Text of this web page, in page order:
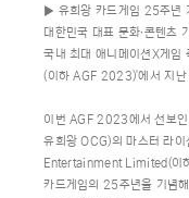
▶ 유희왕 카드게임 25주년
대한민국 대표 문화∙콘텐츠
국내 최대 애니메이션X게
(이하 AGF 2023)'에서 지
이번 AGF 2023에서 선보인
유희왕 OCG)의 마스터 라
Entertainment Limited(이
카드게임의 25주년을 기념